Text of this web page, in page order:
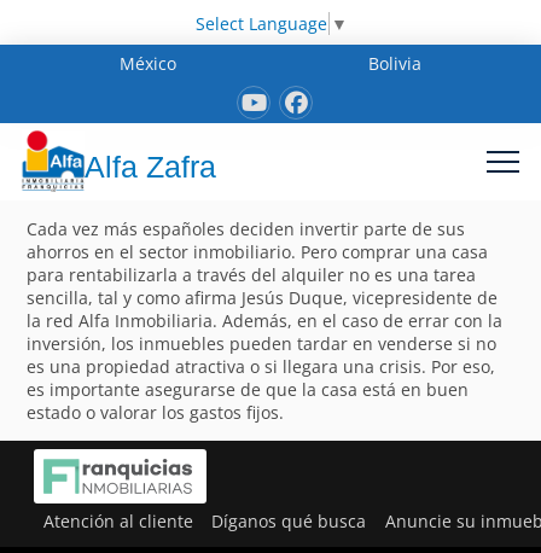
Select Language ▼
México
Bolivia
Alfa Zafra
Cada vez más españoles deciden invertir parte de sus
ahorros en el sector inmobiliario. Pero comprar una casa
para rentabilizarla a través del alquiler no es una tarea
sencilla, tal y como afirma Jesús Duque, vicepresidente de
la red Alfa Inmobiliaria. Además, en el caso de errar con la
inversión, los inmuebles pueden tardar en venderse si no
es una propiedad atractiva o si llegara una crisis. Por eso,
es importante asegurarse de que la casa está en buen
estado o valorar los gastos fijos.
Atención al cliente Díganos qué busca Anuncie su